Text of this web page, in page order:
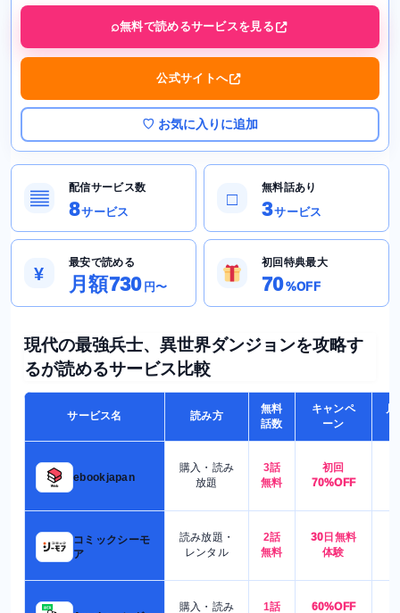
無料で読めるサービスを見る
公式サイトへ
♡ お気に入りに追加
▤
配信サービス数
8サービス
□
無料話あり
3サービス
¥
最安で読める
月額730 円〜
初回特典最大
70%OFF
現代の最強兵士、異世界ダンジョンを攻略す
るが読めるサービス比較
サービス名 読み方
無料
話数
キャンペ
ーン
月
ebookjapan
購入・読み
放題
3話
無料
初回
70%OFF
コミックシーモ
ア
読み放題・
レンタル
2話
無料
30日無料
体験
購入・読み
1話
60%OFF